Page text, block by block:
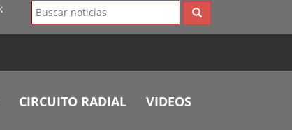
CIRCUITO RADIAL VIDEOS